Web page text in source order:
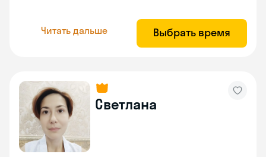
Читать дальше Выбрать время
Светлана